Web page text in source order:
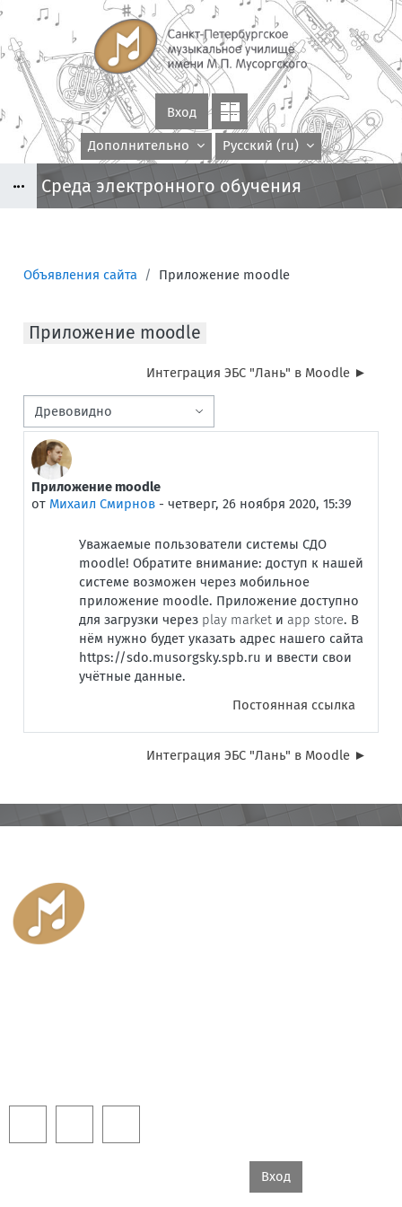
Перейти к основному содержанию
Вход
Дополнительно Русский ‎(ru)‎
Среда электронного обучения
Объявления сайта Приложение moodle
Блоки
Приложение moodle
Интеграция ЭБС "Лань" в Moodle ►
Режим отображения
Приложение moodle
от Михаил Смирнов - четверг, 26 ноября 2020, 15:39
Количество ответов: 0
Уважаемые пользователи системы СДО
moodle! Обратите внимание: доступ к нашей
системе возможен через мобильное
приложение moodle. Приложение доступно
для загрузки через play market и app store. В
нём нужно будет указать адрес нашего сайта
https://sdo.musorgsky.spb.ru и ввести свои
учётные данные.
Постоянная ссылка
Интеграция ЭБС "Лань" в Moodle ►
Блоки
Вход